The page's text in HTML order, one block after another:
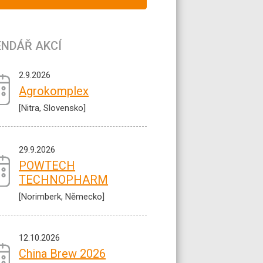
AKCÍ
2.9.2026
Agrokomplex
[Nitra, Slovensko]
29.9.2026
POWTECH
TECHNOPHARM
[Norimberk, Německo]
12.10.2026
China Brew 2026